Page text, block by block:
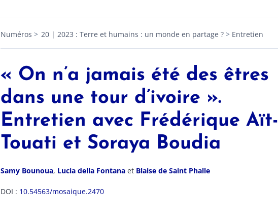
Numéros 20 | 2023 : Terre et humains : un monde en partage ? Entretien
« On n’a jamais été des êtres
dans une tour d’ivoire ».
Entretien avec Frédérique Aït-
Touati et Soraya Boudia
Samy Bounoua, Lucia della Fontana et Blaise de Saint Phalle
DOI : 10.54563/mosaique.2470